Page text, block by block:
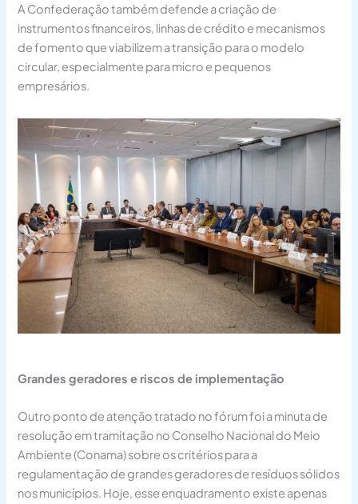
A Confederação também defende a criação de
instrumentos financeiros, linhas de crédito e mecanismos
de fomento que viabilizem a transição para o modelo
circular, especialmente para micro e pequenos
empresários.
Grandes geradores e riscos de implementação
Outro ponto de atenção tratado no fórum foi a minuta de
resolução em tramitação no Conselho Nacional do Meio
Ambiente (Conama) sobre os critérios para a
regulamentação de grandes geradores de resíduos sólidos
nos municípios. Hoje, esse enquadramento existe apenas